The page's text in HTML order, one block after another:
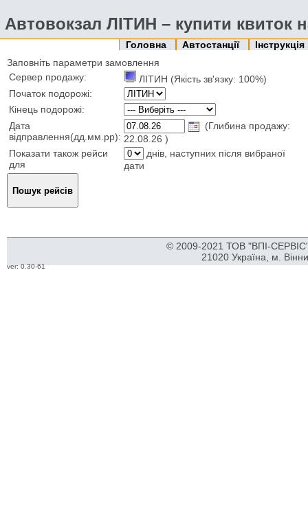
Автовокзал ЛІТИН – купити квиток
Головна Автостанції
Інструкція
Заповніть параметри замовлення
Сервер продажу:
ЛІТИН (Якість зв'язку: 100%)
Початок подорожі:
Кінець подорожі:
Дата
відправлення(дд.мм.рр):
(Глибина продажу:
22.08.26 )
Показати також рейси
для
днів, наступних після вибраної
дати
© 2009-2021 ТОВ "ВПІ-
21020 Україна, м.
ver: 0.30-61